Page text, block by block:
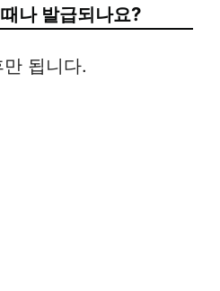
나 발급되나요?
됩니다.